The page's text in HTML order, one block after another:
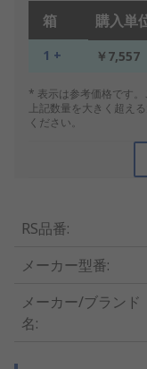
箱 購入単
1 + ￥7,557
* 表示は参考価格です。
上記数量を大きく超え
ください。
RS品番:
メーカー型番:
メーカー/ブランド
名: